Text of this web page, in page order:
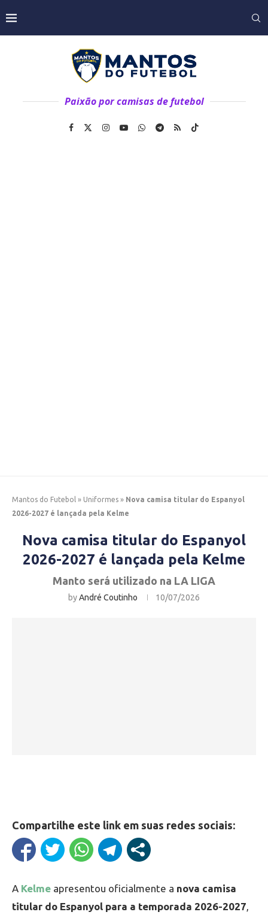
Paixão por camisas de futebol
Mantos do Futebol » Uniformes » Nova camisa titular do Espanyol
2026-2027 é lançada pela Kelme
Nova camisa titular do Espanyol
2026-2027 é lançada pela Kelme
Manto será utilizado na LA LIGA
byAndré Coutinho 10/07/2026
Compartilhe este link em suas redes sociais:
A Kelme apresentou oficialmente a nova camisa
titular do Espanyol para a temporada 2026-2027,